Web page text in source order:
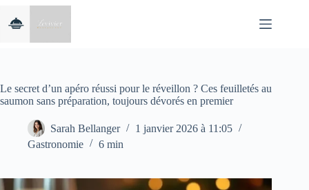
contenu
Le secret d’un apéro réussi pour le réveillon ? Ces feuilletés au
saumon sans préparation, toujours dévorés en premier
Sarah Bellanger
1 janvier 2026 à 11:05
Gastronomie
6 min